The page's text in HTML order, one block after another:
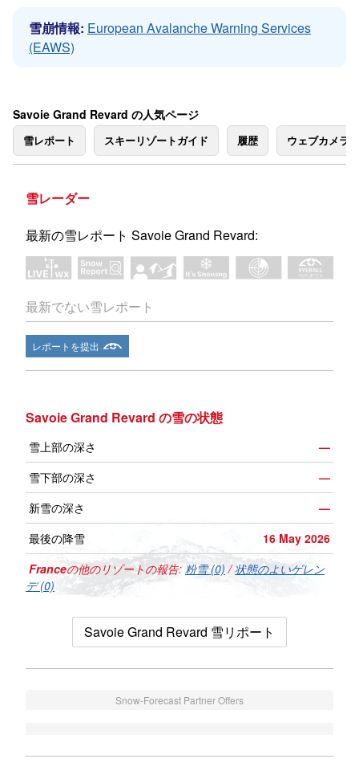
雪崩情報: European Avalanche Warning Services
(EAWS)
Savoie Grand Revard の人気ページ
雪レポート スキーリゾートガイド 履歴 ウェブカメラ
雪レーダー
最新の雪レポート Savoie Grand Revard:
最新でない雪レポート
レポートを提出
Savoie Grand Revard の雪の状態
雪上部の深さ
—
雪下部の深さ
—
新雪の深さ
—
最後の降雪
16 May 2026
Franceの他のリゾートの報告: 粉雪 (0) /状態のよいゲレン
デ (0)
Savoie Grand Revard 雪リポート
Snow-Forecast Partner Offers